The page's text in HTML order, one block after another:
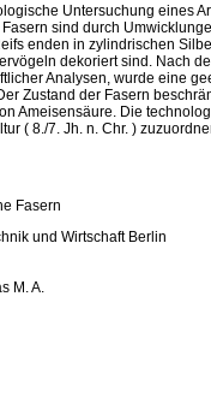
Untersuchung eines
sind durch
enden in zylindrischen
dekoriert sind. Nach
Analysen, wurde eine
Zustand der Fasern
Ameisensäure. Die
( 8./7. Jh. n. Chr. )
Fasern
und Wirtschaft Berlin
M. A.